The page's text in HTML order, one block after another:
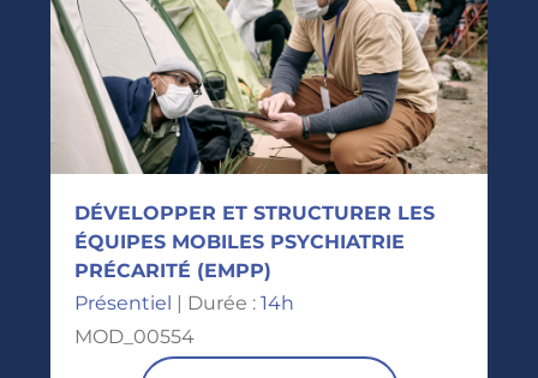
DÉVELOPPER ET STRUCTURER LES
ÉQUIPES MOBILES PSYCHIATRIE
PRÉCARITÉ (EMPP)
Présentiel
| Durée : 14h
MOD_00554